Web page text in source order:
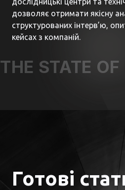
дозволяє отримати якісну
структурованих інтерв’ю,
кейсах з компаній.
THE STATE
Готові